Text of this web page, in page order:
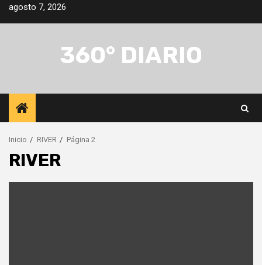
Saltar
agosto 7, 2026
360° DIARIO
Inicio RIVER Página 2
RIVER